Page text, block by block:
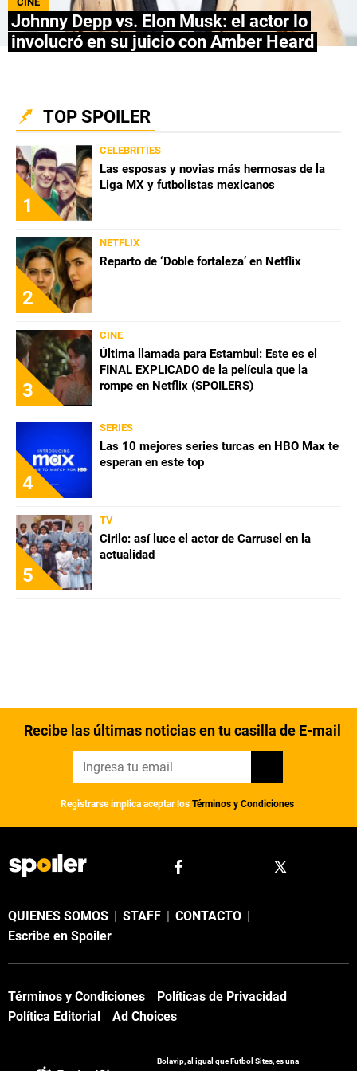
NETFLIX
CELEBRITIES
PASATIEMPOS
INFLUENCERS
SPOILER US
QUIENES SOMOS
Escribe en Spoiler
Términos y Condiciones
Política Editorial
Johnny Depp vs. Elon Musk: el actor lo
involucró en su juicio con Amber Heard
TOP SPOILER
1
CELEBRITIES
Las esposas y novias más hermosas de la
Liga MX y futbolistas mexicanos
2
NETFLIX
Reparto de ‘Doble fortaleza’ en Netflix
3
CINE
Última llamada para Estambul: Este es el
FINAL EXPLICADO de la película que la
rompe en Netflix (SPOILERS)
4
SERIES
Las 10 mejores series turcas en HBO Max te
esperan en este top
5
TV
Cirilo: así luce el actor de Carrusel en la
actualidad
Recibe las últimas noticias en tu casilla de E-mail
Registrarse implica aceptar los Términos y Condiciones
QUIENES SOMOS STAFF CONTACTO
Escribe en Spoiler
Términos y Condiciones
Políticas de Privacidad
Política Editorial
Ad Choices
Bolavip, al igual que Futbol Sites, es una